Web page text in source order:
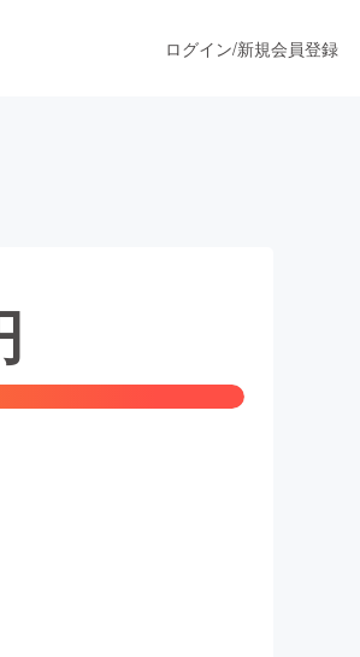
ョン
ログイン/新規会員登録